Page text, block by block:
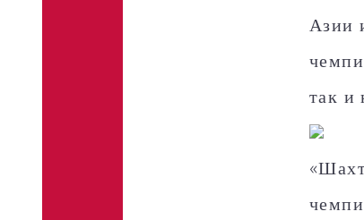
Азии
так и